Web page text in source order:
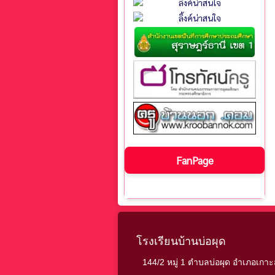
FanPage
โรงเรียนบ้านบ่อผุด
144/2 หมู่ 1 ตำบลบ่อผุด อำเภอเกา